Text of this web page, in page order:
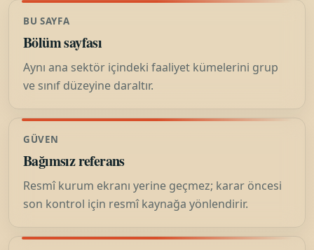
BU SAYFA
Bölüm sayfası
Aynı ana sektör içindeki faaliyet kümelerini grup
ve sınıf düzeyine daraltır.
GÜVEN
Bağımsız referans
Resmî kurum ekranı yerine geçmez; karar öncesi
son kontrol için resmî kaynağa yönlendirir.